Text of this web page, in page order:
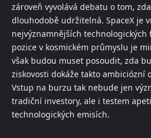
zároveň vyvolává debatu o tom,
dlouhodobě udržitelná. SpaceX je
nejvýznamnějších
pozice v kosmickém průmyslu je
však budou muset posoudit, zda
ziskovosti dokáže takto ambiciózní
Vstup na burzu tak nebude jen
tradiční investory, ale i testem
technologických emisích.